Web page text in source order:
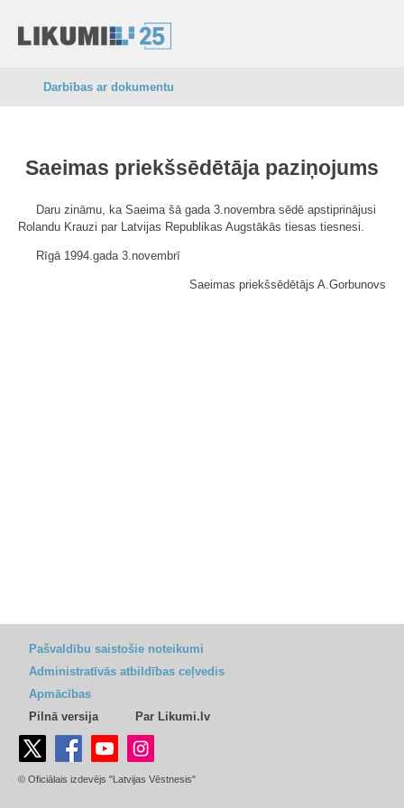
Darbības ar dokumentu
Saeimas priekšsēdētāja paziņojums
Daru zināmu, ka Saeima šā gada 3.novembra sēdē apstiprinājusi
Rolandu Krauzi par Latvijas Republikas Augstākās tiesas tiesnesi.
Rīgā 1994.gada 3.novembrī
Saeimas priekšsēdētājs A.Gorbunovs
Pašvaldību saistošie noteikumi
Administratīvās atbildības ceļvedis
Apmācības
Pilnā versija
Par Likumi.lv
© Oficiālais izdevējs "Latvijas Vēstnesis"